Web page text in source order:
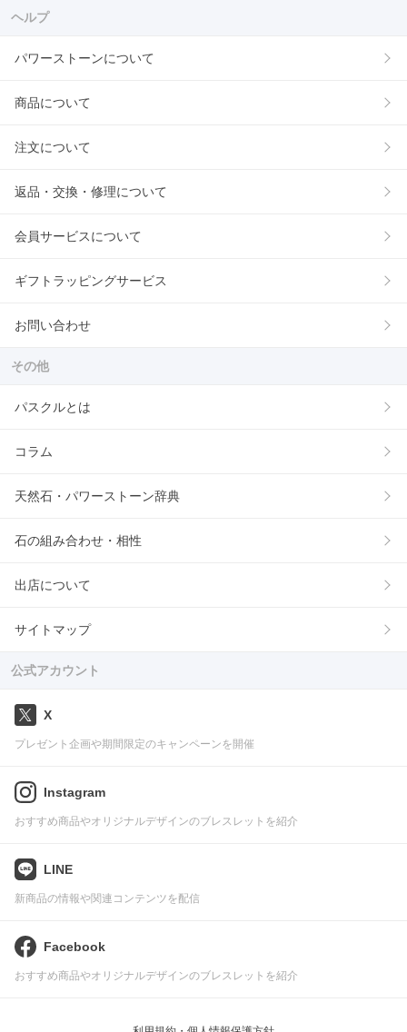
ヘルプ
パワーストーンについて
商品について
注文について
返品・交換・修理について
会員サービスについて
ギフトラッピングサービス
お問い合わせ
その他
パスクルとは
コラム
天然石・パワーストーン辞典
石の組み合わせ・相性
出店について
サイトマップ
公式アカウント
X
プレゼント企画や期間限定のキャンペーンを開催
Instagram
おすすめ商品やオリジナルデザインのブレスレットを紹介
LINE
新商品の情報や関連コンテンツを配信
Facebook
おすすめ商品やオリジナルデザインのブレスレットを紹介